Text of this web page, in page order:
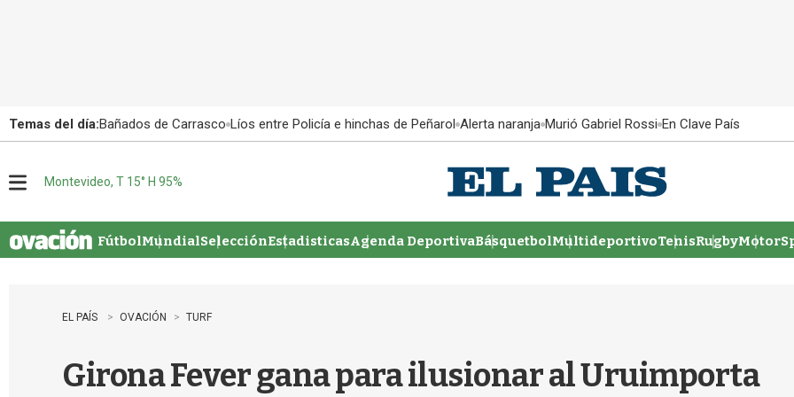
Temas del día:Bañados de Carrasco Líos entre Policía e hinchas de Peñarol Alerta naranja Murió Gabriel Rossi En Clave País
u
Montevideo, T 15° H 95%
FútbolMundialSelecciónEstadisticasAgenda DeportivaBásquetbolMultideportivoTenisRugby
EL PAÍS OVACIÓN TURF
Girona Fever gana para ilusionar al Uruimporta